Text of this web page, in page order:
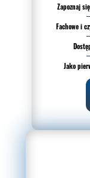
Zapoznaj
Fachowe i
Jako